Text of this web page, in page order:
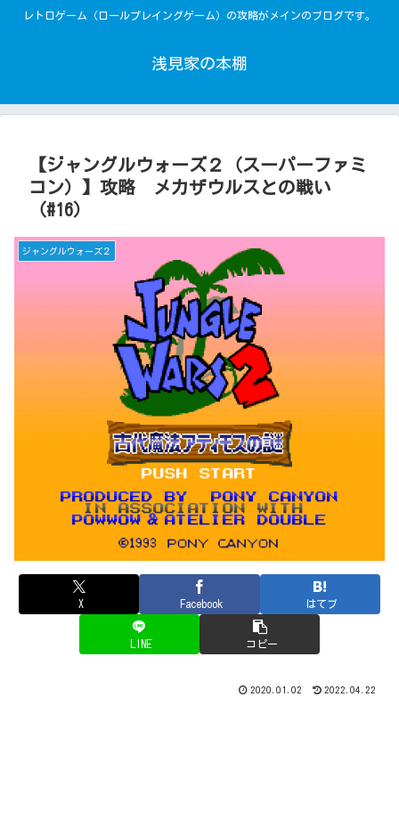
レトロゲーム（ロールプレイングゲーム）の攻略がメインのブログです。
浅見家の本棚
【ジャングルウォーズ２（スーパーファミ
コン）】攻略 メカザウルスとの戦い
（#16）
ジャングルウォーズ２
X Facebook はてブ
LINE コピー
2020.01.02 2022.04.22